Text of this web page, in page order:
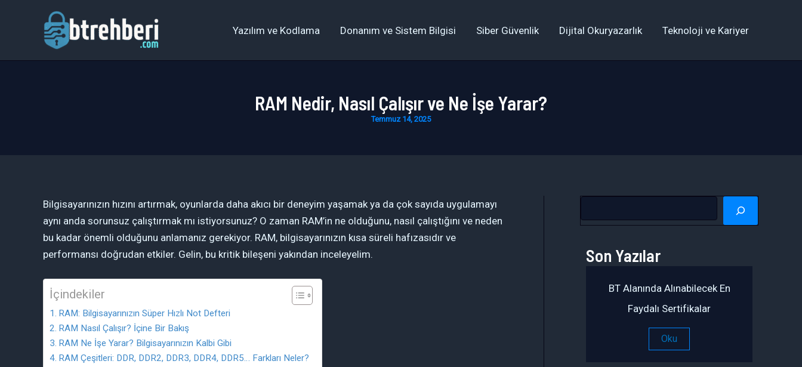
Yazılım ve Kodlama Donanım ve Sistem Bilgisi Siber Güvenlik Dijital Okuryazarlık Teknoloji ve Kariyer
RAM Nedir, Nasıl Çalışır ve Ne İşe Yarar?
Temmuz 14, 2025
Bilgisayarınızın hızını artırmak, oyunlarda daha akıcı bir deneyim yaşamak ya da çok sayıda uygulamayı
aynı anda sorunsuz çalıştırmak mı istiyorsunuz? O zaman RAM’in ne olduğunu, nasıl çalıştığını ve neden
bu kadar önemli olduğunu anlamanız gerekiyor. RAM, bilgisayarınızın kısa süreli hafızasıdır ve
performansı doğrudan etkiler. Gelin, bu kritik bileşeni yakından inceleyelim.
İçindekiler
RAM: Bilgisayarınızın Süper Hızlı Not Defteri
RAM Nasıl Çalışır? İçine Bir Bakış
RAM Ne İşe Yarar? Bilgisayarınızın Kalbi Gibi
RAM Çeşitleri: DDR, DDR2, DDR3, DDR4, DDR5… Farkları Neler?
a
Son Yazılar
BT Alanında Alınabilecek En
Faydalı Sertifikalar
Oku